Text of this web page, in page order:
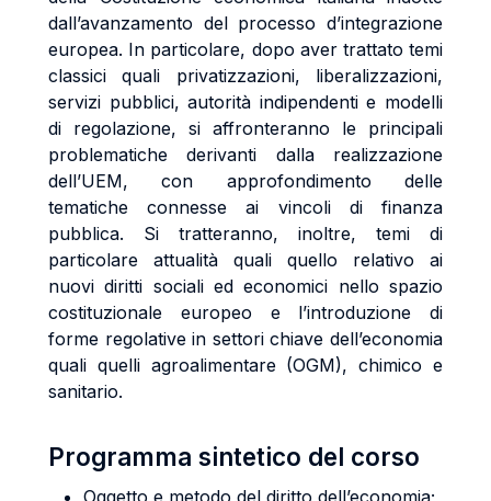
dall’avanzamento del processo d’integrazione
europea. In particolare, dopo aver trattato temi
classici quali privatizzazioni, liberalizzazioni,
servizi pubblici, autorità indipendenti e modelli
di regolazione, si affronteranno le principali
problematiche derivanti dalla realizzazione
dell’UEM, con approfondimento delle
tematiche connesse ai vincoli di finanza
pubblica. Si tratteranno, inoltre, temi di
particolare attualità quali quello relativo ai
nuovi diritti sociali ed economici nello spazio
costituzionale europeo e l’introduzione di
forme regolative in settori chiave dell’economia
quali quelli agroalimentare (OGM), chimico e
sanitario.
Programma sintetico del corso
Oggetto e metodo del diritto dell’economia;